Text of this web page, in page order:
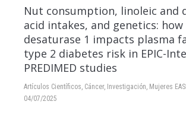
Nut consumption, linoleic and
acid intakes, and genetics:
desaturase 1 impacts plasma
type 2 diabetes risk in EPIC-
PREDIMED studies
Artículos Científicos Cáncer, Investigación Mujeres
04/07/2025